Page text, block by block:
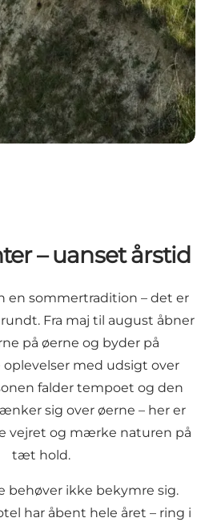
– uanset årstid
en sommertradition – det er
Fra maj til august åbner
på øerne og byder på
med udsigt over
falder tempoet og den
sig over øerne – her er
vejret og mærke naturen på
tæt hold.
behøver ikke bekymre sig.
har åbent hele året – ring i